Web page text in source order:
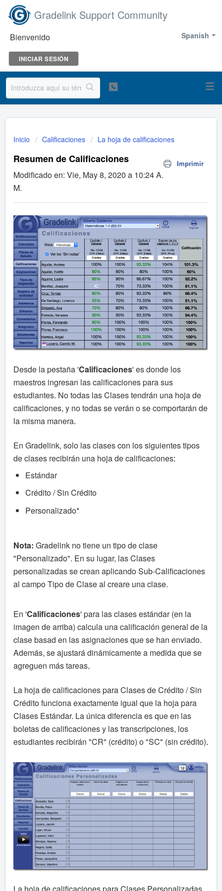
Gradelink Support Community
Spanish
Bienvenido
INICIAR SESIÓN
Inicio Calificaciones La hoja de calificaciones
Resumen de Calificaciones Imprimir
Modificado en: Vie, May 8, 2020 a 10:24 A.
M.
Desde la pestaña 'Calificaciones' es donde los
maestros ingresan las calificaciones para sus
estudiantes. No todas las Clases tendrán una hoja de
calificaciones, y no todas se verán o se comportarán de
la misma manera.
En Gradelink, solo las clases con los siguientes tipos
de clases recibirán una hoja de calificaciones:
Estándar
Crédito / Sin Crédito
Personalizado*
Nota: Gradelink no tiene un tipo de clase
"Personalizado". En su lugar, las Clases
personalizadas se crean aplicando Sub-Calificaciones
al campo Tipo de Clase al creare una clase.
En 'Calificaciones' para las clases estándar (en la
imagen de arriba) calcula una calificación general de la
clase basad en las asignaciones que se han enviado.
Además, se ajustará dinámicamente a medida que se
agreguen más tareas.
La hoja de calificaciones para Clases de Crédito / Sin
Crédito funciona exactamente igual que la hoja para
Clases Estándar. La única diferencia es que en las
boletas de calificaciones y las transcripciones, los
estudiantes recibirán "CR" (crédito) o "SC" (sin crédito).